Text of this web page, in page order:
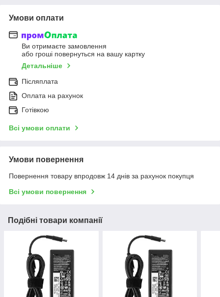
Умови оплати
Ви отримаєте замовлення
або гроші повернуться на вашу картку
Детальніше
Післяплата
Оплата на рахунок
Готівкою
Всі умови оплати
Умови повернення
Повернення товару впродовж 14 днів за рахунок покупця
Всі умови повернення
Подібні товари компанії